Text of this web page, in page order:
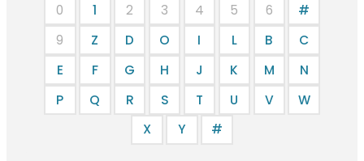
0 1 2 3 4 5 6
#
9
Z D O I L B
C
E
F G H J K M
N
P
Q R S T U V
W
X
Y #